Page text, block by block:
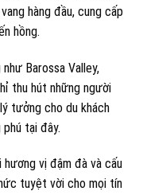
hàng đầu, cung cấp
hồng.
Barossa Valley,
thu hút những người
tưởng cho du khách
phú tại đây.
vị đậm đà và cấu
tuyệt vời cho mọi tín